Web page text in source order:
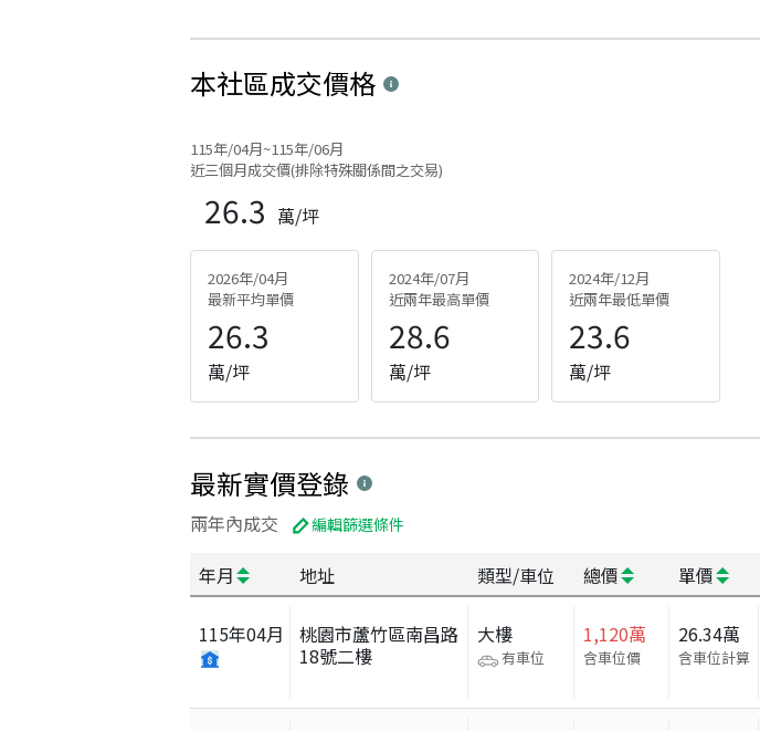
本社區成交價格
115年/04月~115年/06月
近三個月成交價(排除特殊關係間之交易)
26.3 萬/坪
2026年/04月
最新平均單價
26.3
萬/坪
2024年/07月
近兩年最高單價
28.6
萬/坪
2024年/12月
近兩年最低單價
23.6
萬/坪
最新實價登錄
兩年內成交 編輯篩選條件
年月 地址 類型/車位 總價 單價
115年04月
桃園市蘆竹區南昌路
18號二樓
大樓
有車位
1,120萬
含車位價
26.34萬
含車位計算